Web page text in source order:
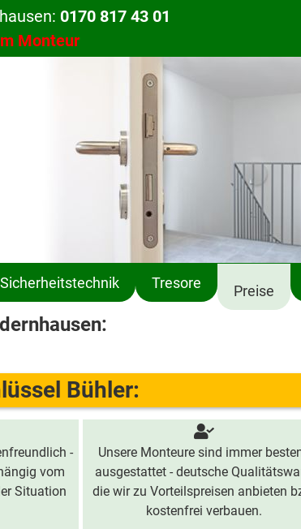
0170 817 43 01
Monteur
Sicherheitstechnik Tresore Preise
Bühler:
-
vom
Situation
Unsere Monteure sind immer
ausgestattet - deutsche
die wir zu Vorteilspreisen anbieten
kostenfrei verbauen.